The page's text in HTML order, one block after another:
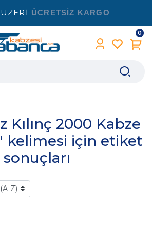
ÜCRETSİZ KARGO
0
Kılınç 2000 Kabze
kelimesi için etiket
sonuçları